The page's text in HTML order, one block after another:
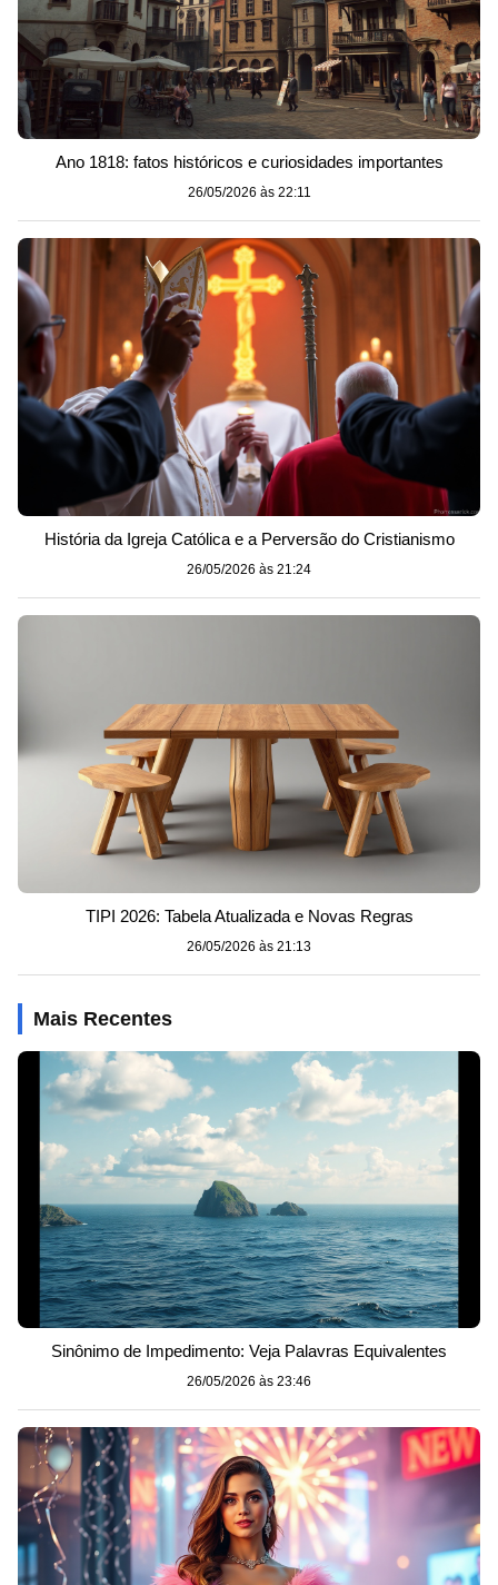
Ano 1818: fatos históricos e curiosidades importantes
26/05/2026 às 22:11
História da Igreja Católica e a Perversão do Cristianismo
26/05/2026 às 21:24
TIPI 2026: Tabela Atualizada e Novas Regras
26/05/2026 às 21:13
Mais Recentes
Sinônimo de Impedimento: Veja Palavras Equivalentes
26/05/2026 às 23:46